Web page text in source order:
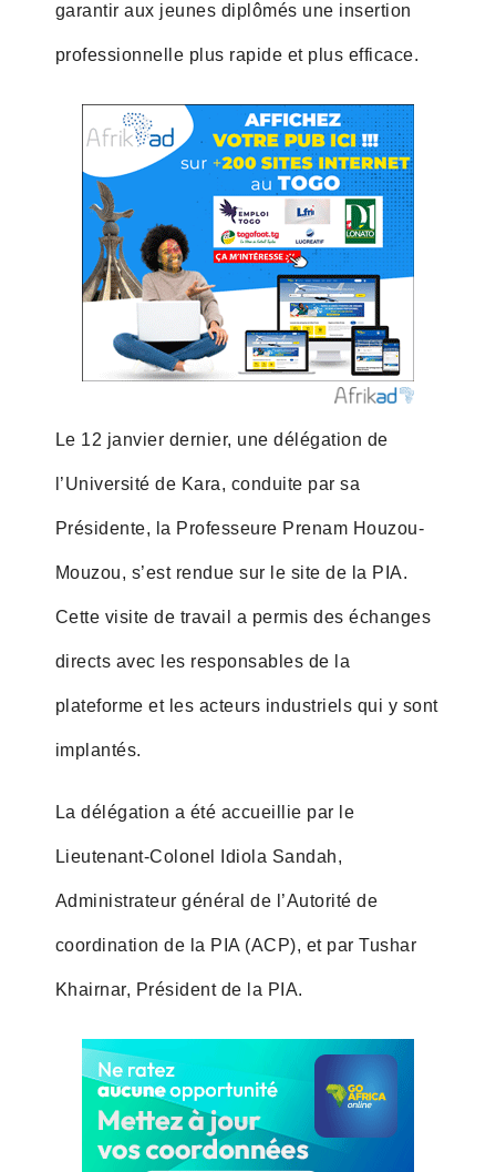
garantir aux jeunes diplômés une insertion
professionnelle plus rapide et plus efficace.
Le 12 janvier dernier, une délégation de
l’Université de Kara, conduite par sa
Présidente, la Professeure Prenam Houzou-
Mouzou, s’est rendue sur le site de la PIA.
Cette visite de travail a permis des échanges
directs avec les responsables de la
plateforme et les acteurs industriels qui y sont
implantés.
La délégation a été accueillie par le
Lieutenant-Colonel Idiola Sandah,
Administrateur général de l’Autorité de
coordination de la PIA (ACP), et par Tushar
Khairnar, Président de la PIA.